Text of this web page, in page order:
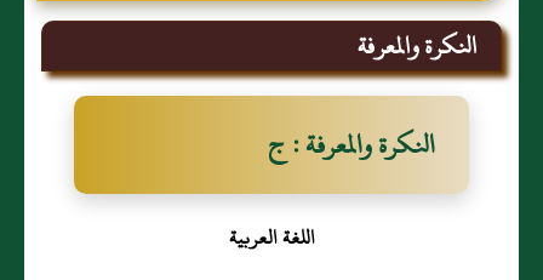
النكرة والمعرفة
النكرة والمعرفة : ج
اللغة العربية